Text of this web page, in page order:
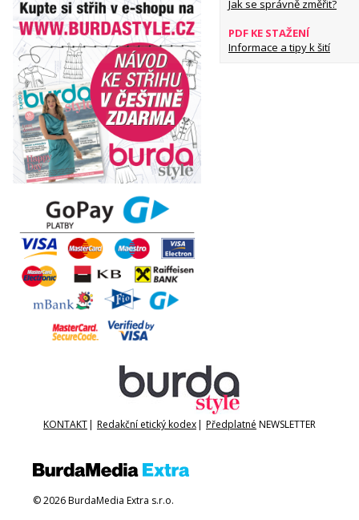
Jak se správně změřit?
PDF KE STAŽENÍ
Informace a tipy k šití
KONTAKT| Redakční etický kodex| Předplatné NEWSLETTER
© 2026 BurdaMedia Extra s.r.o.